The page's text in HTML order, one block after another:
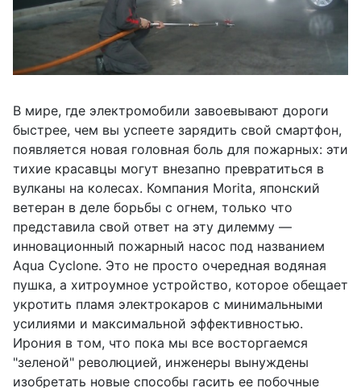
В мире, где электромобили завоевывают дороги
быстрее, чем вы успеете зарядить свой смартфон,
появляется новая головная боль для пожарных: эти
тихие красавцы могут внезапно превратиться в
вулканы на колесах. Компания Morita, японский
ветеран в деле борьбы с огнем, только что
представила свой ответ на эту дилемму —
инновационный пожарный насос под названием
Aqua Cyclone. Это не просто очередная водяная
пушка, а хитроумное устройство, которое обещает
укротить пламя электрокаров с минимальными
усилиями и максимальной эффективностью.
Ирония в том, что пока мы все восторгаемся
"зеленой" революцией, инженеры вынуждены
изобретать новые способы гасить ее побочные